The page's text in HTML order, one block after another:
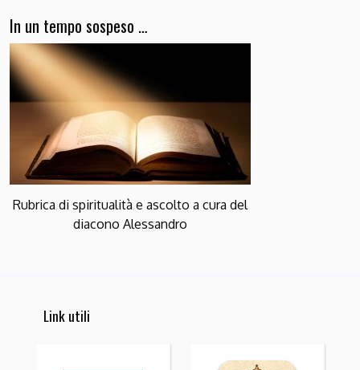
In un tempo sospeso …
Rubrica di spiritualità e ascolto a cura del
diacono Alessandro
Link utili